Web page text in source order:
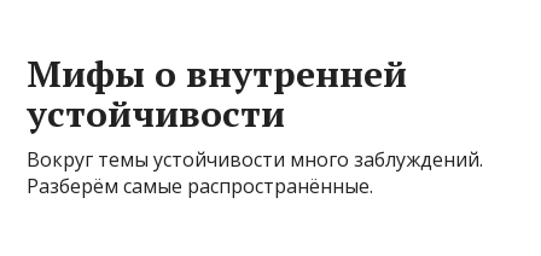
Мифы о внутренней
устойчивости
Вокруг темы устойчивости много заблуждений.
Разберём самые распространённые.